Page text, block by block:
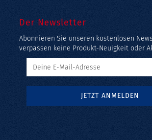
Der Newsletter
Abonnieren Sie unseren kostenlosen
verpassen keine Produkt-Neuigkeit oder